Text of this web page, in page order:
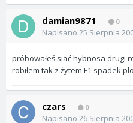
damian9871 0
Napisano 25 Sierpnia
próbowałeś siać hybnosa drugi
robiłem tak z żytem F1 spadek
czars 0
Napisano 26 Sierpnia